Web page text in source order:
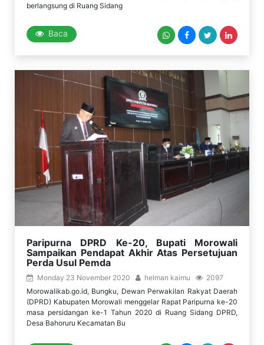
berlangsung di Ruang Sidang
Baca
Paripurna DPRD Ke-20, Bupati Morowali
Sampaikan Pendapat Akhir Atas Persetujuan
Perda Usul Pemda
Monday 23 November 2020 helman kaimu
2097
Morowalikab.go.id, Bungku, Dewan Perwakilan Rakyat Daerah
(DPRD) Kabupaten Morowali menggelar Rapat Paripurna ke-20
masa persidangan ke-1 Tahun 2020 di Ruang Sidang DPRD,
Desa Bahoruru Kecamatan Bu